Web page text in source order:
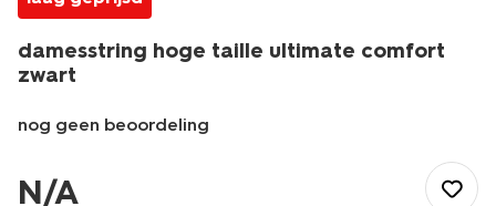
damesstring hoge taille ultimate comfort
zwart
nog geen beoordeling
hoge-
taille-
N/A